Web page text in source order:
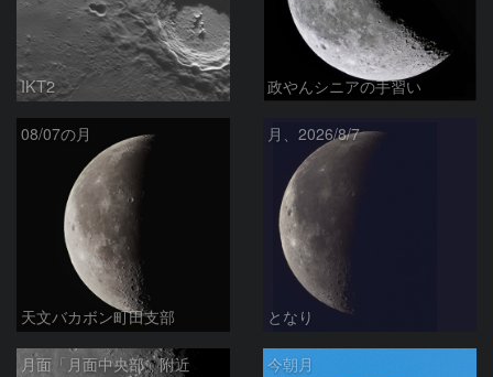
IKT2 政やんシニアの手習い
08/07の月
天文バカボン町田支部
月、2026/8/7
となり
月面「月面中央部」附近 今朝月